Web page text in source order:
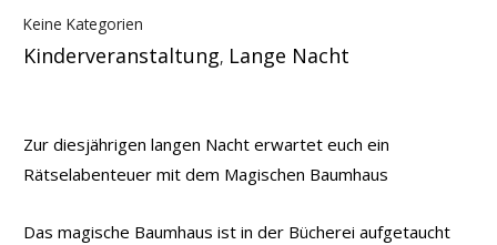
Keine Kategorien
Kinderveranstaltung, Lange Nacht
Zur diesjährigen langen Nacht erwartet euch ein
Rätselabenteuer mit dem Magischen Baumhaus
Das magische Baumhaus ist in der Bücherei aufgetaucht